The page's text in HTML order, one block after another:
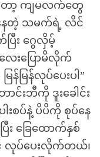
တော့ ကျမလက်တွေ
ေတဲ့ သမက်ရဲ့ လိင်
း ဂွေလှိမ့်
ေးပြောမိလိုက်
န်မြန်လုပ်ပေးပါ”
င်းဘီကို ဒူးခေါင်း
စပ်နဲ့ ပိပိကို စုပ်နေ
း ခြေထောက်နှစ်
လုပ်ပေးလိုက်တယ်၊